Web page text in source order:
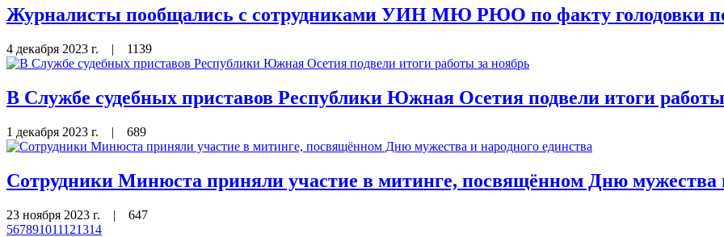
Журналисты пообщались с сотрудниками УИН МЮ РЮО по факту голодовки
4 декабря 2023 г. | 1139
В Службе судебных приставов Республики Южная Осетия подвели итоги
1 декабря 2023 г. | 689
Сотрудники Минюста приняли участие в митинге, посвящённом Дню мужества
23 ноября 2023 г. | 647
567891011121314